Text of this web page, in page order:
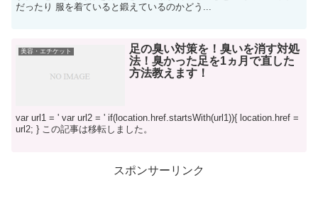
だったり 服を着ていると鍛えているのかどう...
美容・エチケット
足の臭い対策を！臭いを消す対処
法！臭かった足を1ヵ月で直した
方法教えます！
var url1 = ' var url2 = ' if(location.href.startsWith(url1)){ location.href =
url2; } この記事は移転しました。
スポンサーリンク